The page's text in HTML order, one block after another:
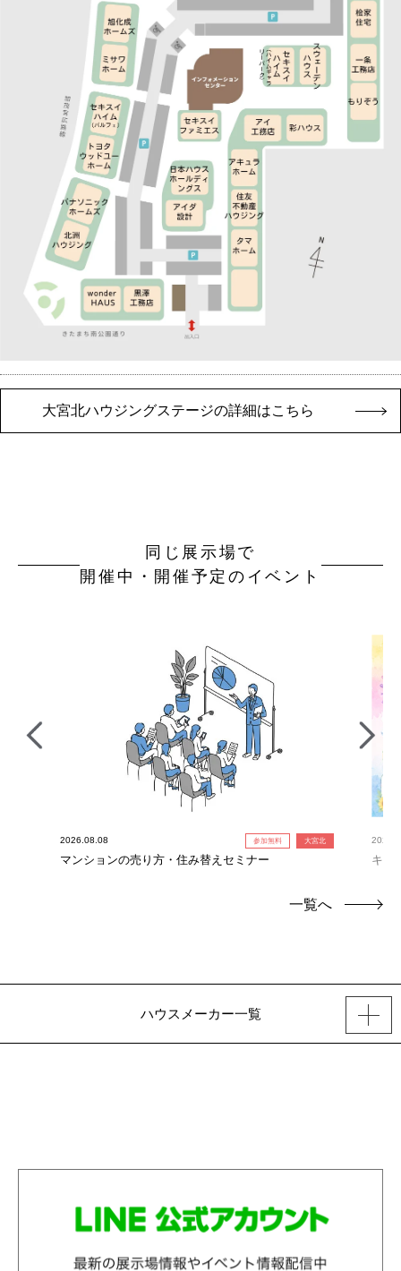
大宮北ハウジングステージの詳細はこちら
同じ展示場で
開催中・開催予定のイベント
2026.08.08 参加無料 大宮北
マンションの売り方・住み替えセミナー
キャ
一覧へ
ハウスメーカー一覧